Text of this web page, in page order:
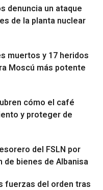
denuncia un ataque
de la planta nuclear
muertos y 17 heridos
Moscú más potente
cómo el café
y proteger de
del FSLN por
bienes de Albanisa
fuerzas del orden tras